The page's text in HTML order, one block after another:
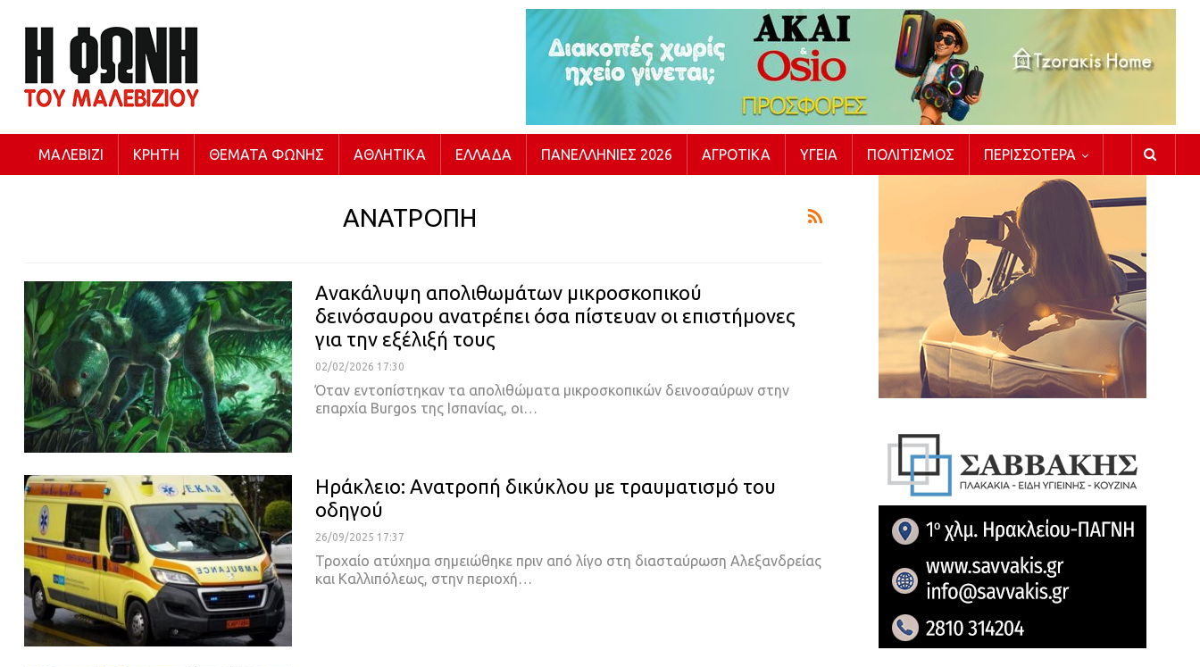
ΜΑΛΕΒΊΖΙ ΚΡΉΤΗ ΘΈΜΑΤΑ ΦΩΝΉΣ ΑΘΛΗΤΙΚΆ ΕΛΛΆΔΑ ΠΑΝΕΛΛΉΝΙΕΣ 2026 ΑΓΡΟΤΙΚΆ ΥΓΕΊΑ ΠΟΛΙΤΙΣΜΌΣ ΠΕΡΙΣΣΌΤΕΡΑ
ΑΝΑΤΡΟΠΗ
Ανακάλυψη απολιθωμάτων μικροσκοπικού
δεινόσαυρου ανατρέπει όσα πίστευαν οι επιστήμονες
για την εξέλιξή τους
02/02/2026 17:30
Όταν εντοπίστηκαν τα απολιθώματα μικροσκοπικών δεινοσαύρων στην
επαρχία Burgos της Ισπανίας, οι…
Ηράκλειο: Ανατροπή δικύκλου με τραυματισμό του
οδηγού
26/09/2025 17:37
Τροχαίο ατύχημα σημειώθηκε πριν από λίγο στη διασταύρωση Αλεξανδρείας
και Καλλιπόλεως, στην περιοχή…